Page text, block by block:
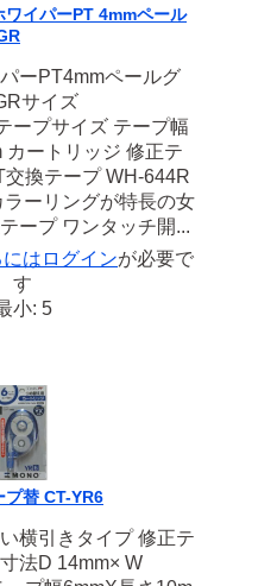
ワイパーPT 4mmペール
ーPT4mmペールグ
サイズ
ープサイズ テープ幅
カートリッジ 修正テ
換テープ WH-644R
ーリングが特長の女
ープ ワンタッチ開...
は ログインが必要で
す
小: 5
プ替 CT-YR6
横引きタイプ 修正テ
法D 14mm× W